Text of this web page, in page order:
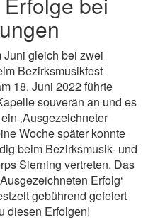
gleich bei zwei
Bezirksmusikfest
18. Juni 2022 führte
souverän an und es
‚Ausgezeichneter
Woche später konnte
beim Bezirksmusik- und
Sierning vertreten. Das
Erfolg‘
gebührend gefeiert
diesen Erfolgen!